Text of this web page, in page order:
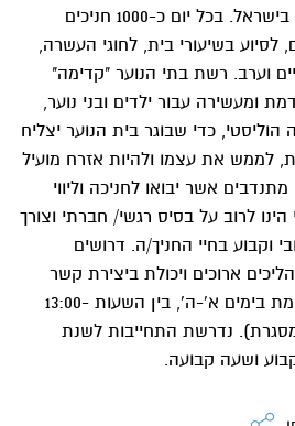
בפריפריות הגיאו-חברתיות בישראל. בכל יום כ-1000 חניכים
לסיוע בשיעורי בית, לחוגי העשרה,
וערב. רשת בתי הנוער "קדימה"
ומעשירה עבור ילדים ובני נוער,
כדי שבוגר בית הנוער יצליח
לממש את עצמו ולהיות אזרח מועיל
אשר יבואו לחניכה וליווי
הינו לרוב על בסיס רגשי/ חברתי וצורך
וקבוע בחיי החניך/ה. דרושים
ארוכים ויכולת ביצירת קשר
בינאישי. ההתנדבות מתקיימת בימים א'-ה', בין השעות 13:00-
למסגרת). נדרשת התחייבות לשנת
קבוע ושעה קבועה.